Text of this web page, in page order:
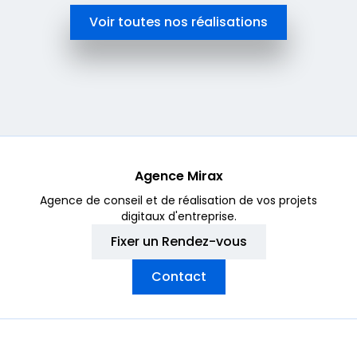
Voir toutes nos réalisations
Agence Mirax
Agence de conseil et de réalisation de vos projets
digitaux d'entreprise.
Fixer un Rendez-vous
Contact